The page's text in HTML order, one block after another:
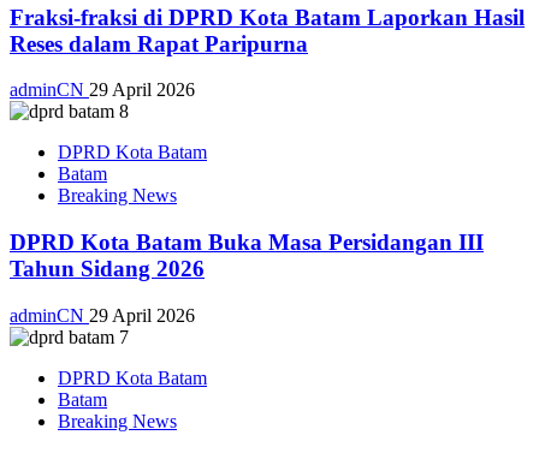
Fraksi-fraksi di DPRD Kota Batam Laporkan Hasil
Reses dalam Rapat Paripurna
adminCN 29 April 2026
DPRD Kota Batam
Batam
Breaking News
DPRD Kota Batam Buka Masa Persidangan III
Tahun Sidang 2026
adminCN 29 April 2026
DPRD Kota Batam
Batam
Breaking News